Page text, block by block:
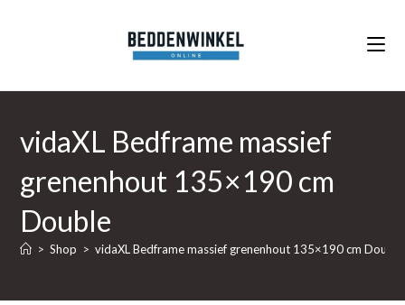
vidaXL Bedframe massief
grenenhout 135×190 cm
Double
> Shop > vidaXL Bedframe massief grenenhout 135×190 cm Double